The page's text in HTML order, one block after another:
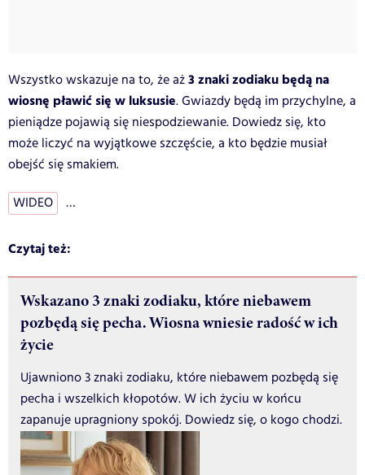
Wszystko wskazuje na to, że aż3 znaki zodiaku będą na
wiosnę pławić się w luksusie. Gwiazdy będą im przychylne, a
pieniądze pojawią się niespodziewanie. Dowiedz się, kto
może liczyć na wyjątkowe szczęście, a kto będzie musiał
obejść się smakiem.
WIDEO …
Czytaj też:
Wskazano 3 znaki zodiaku, które niebawem
pozbędą się pecha. Wiosna wniesie radość w ich
życie
Ujawniono 3 znaki zodiaku, które niebawem pozbędą się
pecha i wszelkich kłopotów. W ich życiu w końcu
zapanuje upragniony spokój. Dowiedz się, o kogo chodzi.